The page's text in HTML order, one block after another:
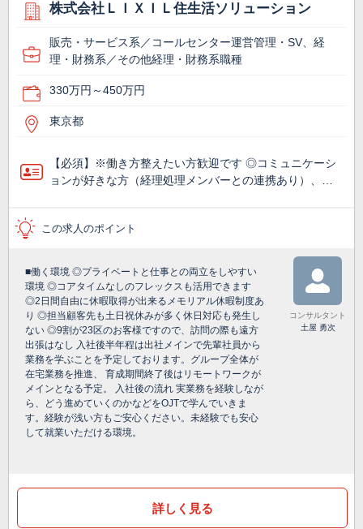
株式会社ＬＩＸＩＬ住生活ソリューション
販売・サービス系／コールセンター運営管理・SV、経
理・財務系／その他経理・財務系職種
330万円～450万円
東京都
【必須】※働き方整えたい方歓迎です ◎コミュニケーシ
ョンが好きな方（経理処理メンバーとの連携あり）、…
この求人のポイント
■働く環境 ◎プライベートと仕事との両立をしやすい
環境 ◎コアタイムなしのフレックスも活用できます
◎2日間自由に休暇取得が出来るメモリアル休暇制度あ
り ◎担当顧客先も土日祝休みが多く休日対応も発生し
ない ◎9割が23区のお客様ですので、訪問の際も遠方
出張はなし 入社後半年程は出社メインで先輩社員から
業務を学ぶことを予定しております。グループ全体が
在宅業務を推進、 育成期間終了後はリモートワークが
メインとなる予定。 入社後の流れ 実業務を経験しなが
ら、どう進めていくのかなどをOJTで学んでいきま
す。経験が浅い方もご安心ください。未経験でも安心
して就業いただける環境。
コンサルタント
土屋 勇次
詳しく見る